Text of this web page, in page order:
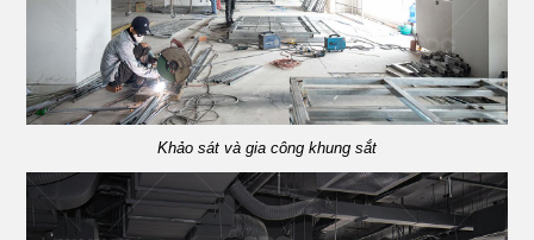
Khảo sát và gia công khung sắt